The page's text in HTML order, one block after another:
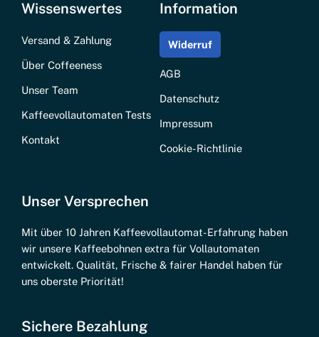
Wissenswertes
Versand & Zahlung
Über Coffeeness
Unser Team
Kaffeevollautomaten Tests
Kontakt
Information
Widerruf
AGB
Datenschutz
Impressum
Cookie-Richtlinie
Unser Versprechen
Mit über 10 Jahren Kaffeevollautomat-Erfahrung haben
wir unsere Kaffeebohnen extra für Vollautomaten
entwickelt. Qualität, Frische & fairer Handel haben für
uns oberste Priorität!
Sichere Bezahlung